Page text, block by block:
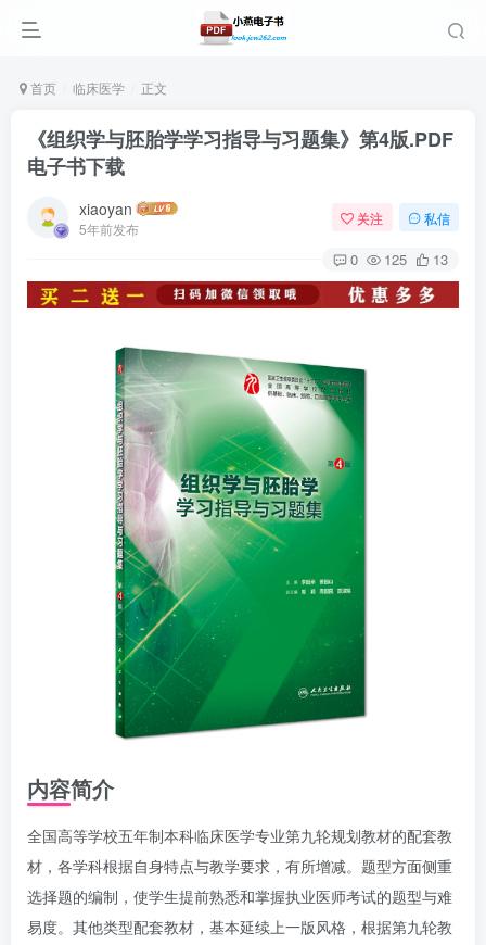
首页 临床医学 正文
《组织学与胚胎学学习指导与习题集》第4版.PDF
电子书下载
xiaoyan
5年前发布
关注 私信
0 125 13
内容简介
全国高等学校五年制本科临床医学专业第九轮规划教材的配套教
材，各学科根据自身特点与教学要求，有所增减。题型方面侧重
选择题的编制，使学生提前熟悉和掌握执业医师考试的题型与难
易度。其他类型配套教材，基本延续上一版风格，根据第九轮教